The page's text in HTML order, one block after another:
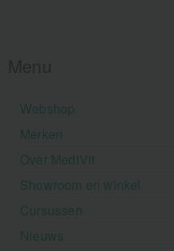
Webshop
Merken
Over MediVit
Showroom en winkel
Cursussen
Nieuws